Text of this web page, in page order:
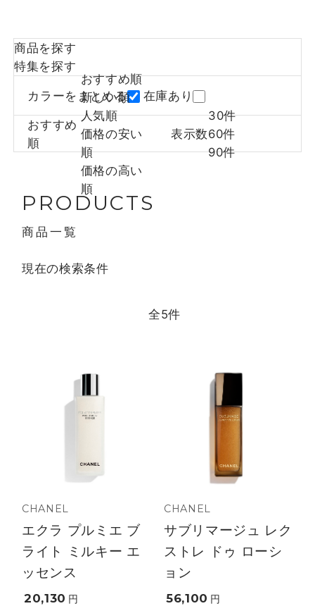
商品を探す
特集を探す
カラーをまとめる 在庫あり
おすすめ
順
おすすめ順
新しい順
人気順
価格の安い
順
価格の高い
順
表示数
30件
60件
90件
PRODUCTS
商品一覧
現在の検索条件
全5件
CHANEL
エクラ プルミエ ブ
ライト ミルキー エ
ッセンス
20,130 円
CHANEL
サブリマージュ レク
ストレ ドゥ ローシ
ョン
56,100 円